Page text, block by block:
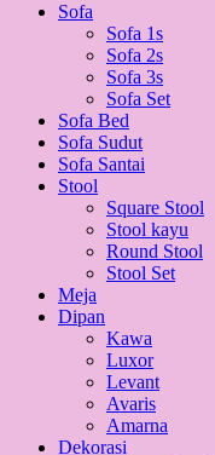
Sofa
Sofa 1s
Sofa 2s
Sofa 3s
Sofa Set
Sofa Bed
Sofa Sudut
Sofa Santai
Stool
Square Stool
Stool kayu
Round Stool
Stool Set
Meja
Dipan
Kawa
Luxor
Levant
Avaris
Amarna
Dekorasi